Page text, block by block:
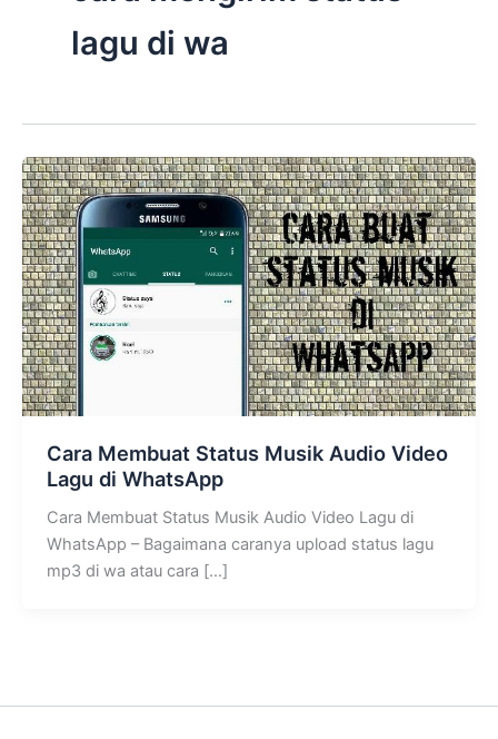
lagu di wa
Cara Membuat Status Musik Audio Video
Lagu di WhatsApp
Cara Membuat Status Musik Audio Video Lagu di
WhatsApp – Bagaimana caranya upload status lagu
mp3 di wa atau cara […]